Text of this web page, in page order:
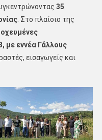
35
. Στο πλαίσιο της
με εννέα Γάλλους
εισαγωγείς και